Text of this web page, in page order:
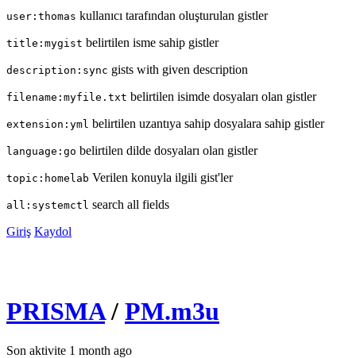
user:thomas kullanıcı tarafından oluşturulan gistler
title:mygist belirtilen isme sahip gistler
description:sync gists with given description
filename:myfile.txt belirtilen isimde dosyaları olan gistler
extension:yml belirtilen uzantıya sahip dosyalara sahip gistler
language:go belirtilen dilde dosyaları olan gistler
topic:homelab Verilen konuyla ilgili gist'ler
all:systemctl search all fields
Giriş Kaydol
PRISMA / PM.m3u
Son aktivite 1 month ago